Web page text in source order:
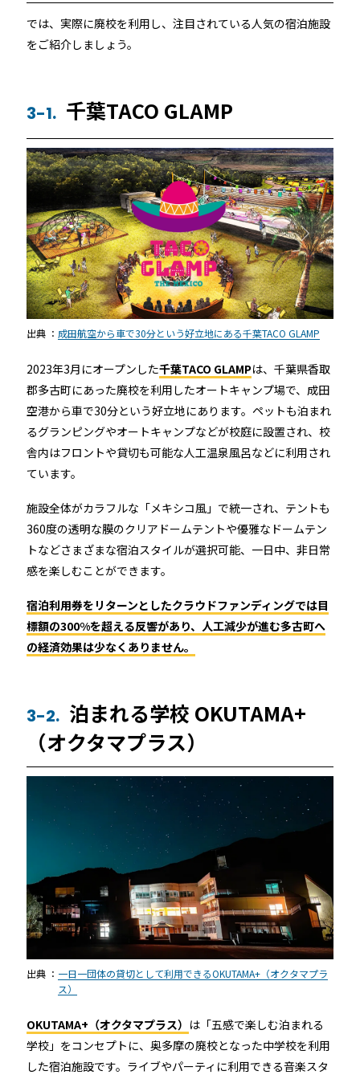
では、実際に廃校を利用し、注目されている人気の宿泊施設
をご紹介しましょう。
3-1. 千葉TACO GLAMP
出典 ： 成田航空から車で30分という好立地にある千葉TACO GLAMP
2023年3月にオープンした千葉TACO GLAMPは、千葉県香取
郡多古町にあった廃校を利用したオートキャンプ場で、成田
空港から車で30分という好立地にあります。ペットも泊まれ
るグランピングやオートキャンプなどが校庭に設置され、校
舎内はフロントや貸切も可能な人工温泉風呂などに利用され
ています。
施設全体がカラフルな「メキシコ風」で統一され、テントも
360度の透明な膜のクリアドームテントや優雅なドームテン
トなどさまざまな宿泊スタイルが選択可能、一日中、非日常
感を楽しむことができます。
宿泊利用券をリターンとしたクラウドファンディングでは目
標額の300%を超える反響があり、人工減少が進む多古町へ
の経済効果は少なくありません。
3-2. 泊まれる学校 OKUTAMA+
（オクタマプラス）
出典 ： 一日一団体の貸切として利用できるOKUTAMA+（オクタマプラ
ス）
OKUTAMA+（オクタマプラス） は「五感で楽しむ泊まれる
学校」をコンセプトに、奥多摩の廃校となった中学校を利用
した宿泊施設です。ライブやパーティに利用できる音楽スタ